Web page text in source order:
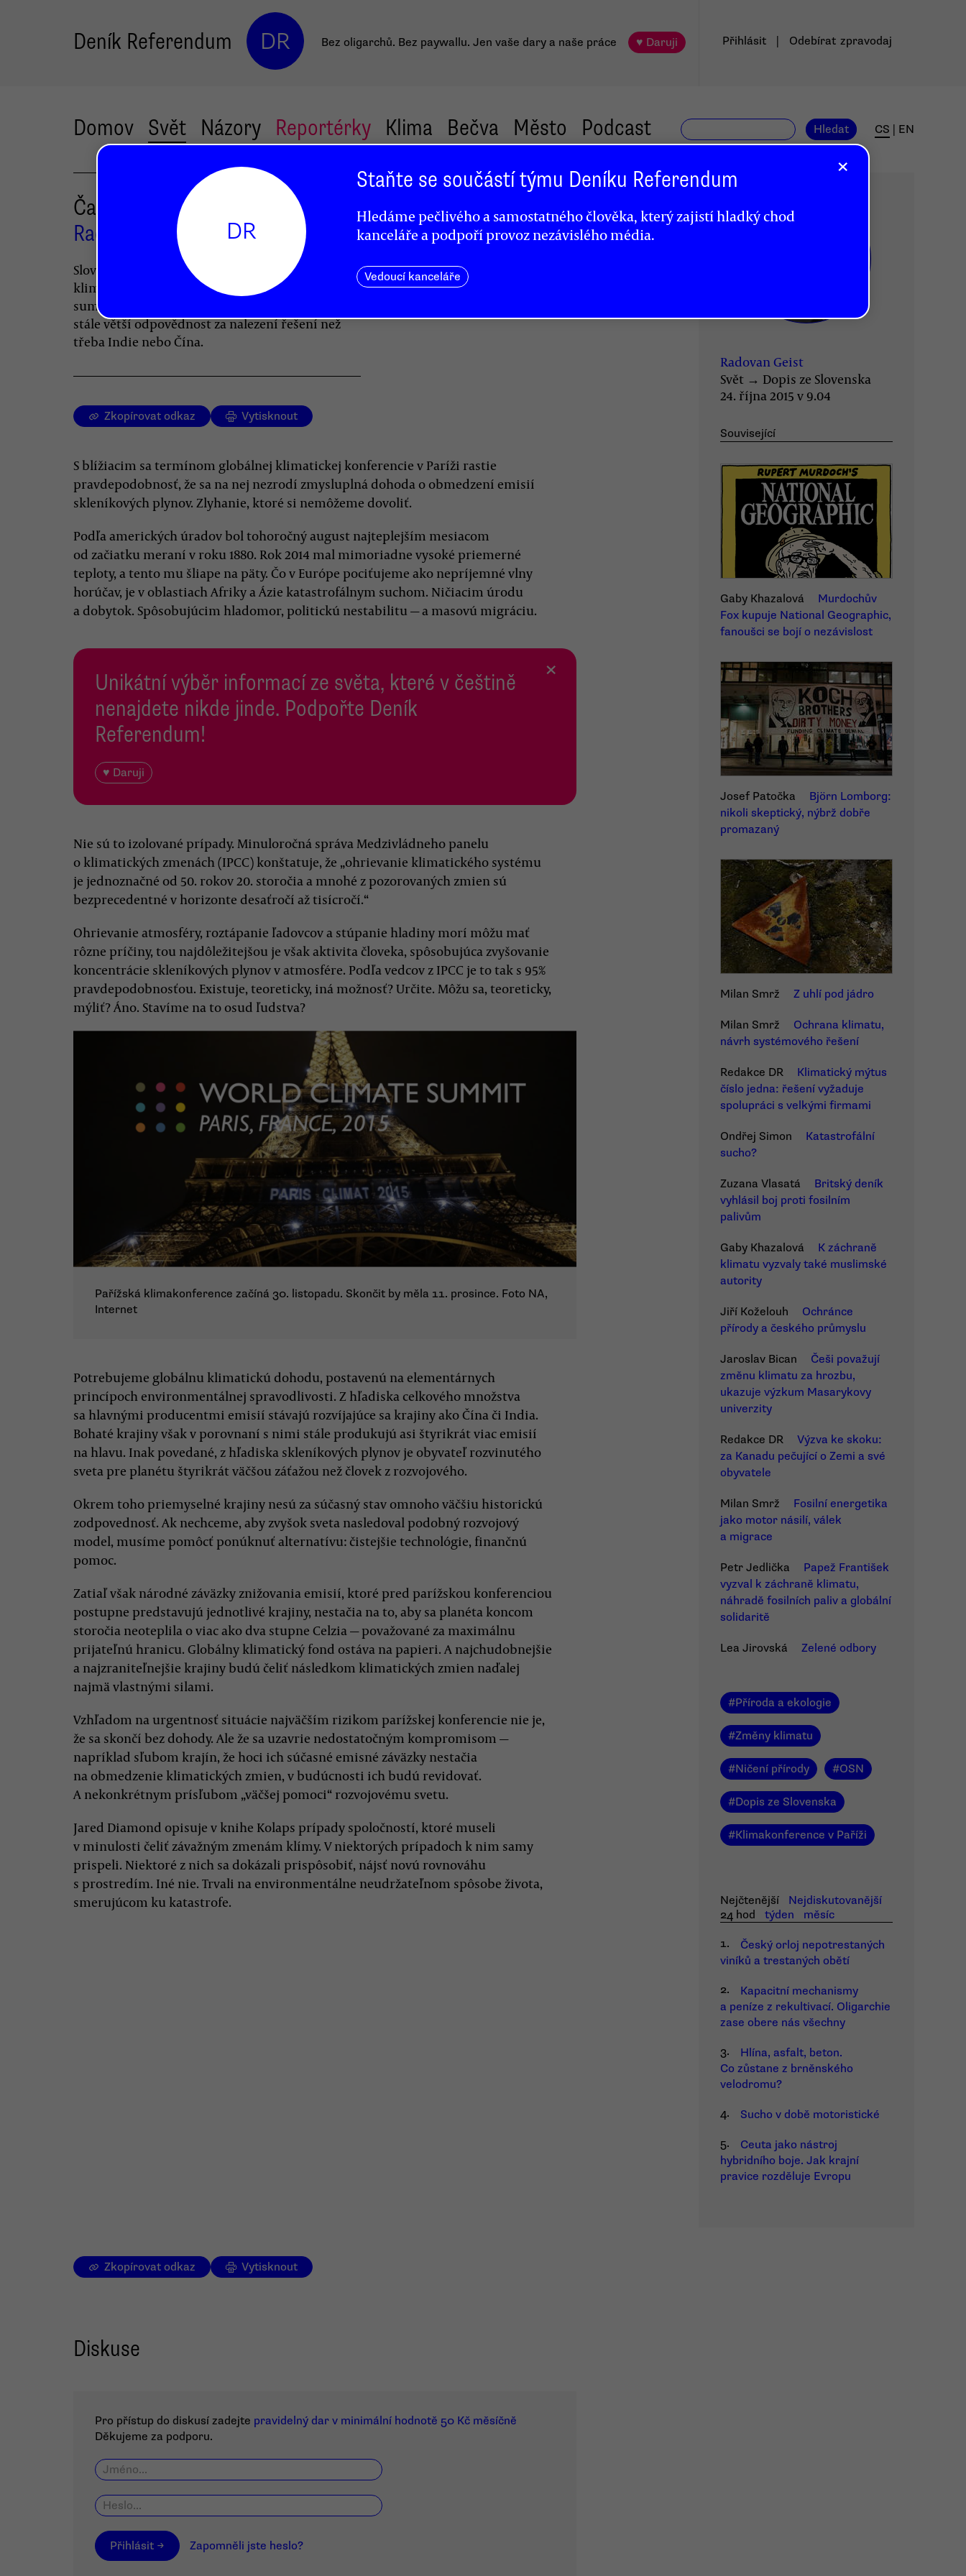
Deník Referendum DR Bez oligarchů. Bez paywallu. Jen vaše dary a naše práce ♥ Daruji Přihlásit Odebírat zpravodaj
Domov Svět Názory Reportérky Klima Bečva Město Podcast Hledat CS EN
Čas sa hrozivo míňa
Radovan Geist
Slovenský šéfanalytik se měsíc před
klimakonferencí v Paříži zamýšlí nad významem
summitu a přibližuje, proč mají bohaté země
stále větší odpovědnost za nalezení řešení než
třeba Indie nebo Čína.
Zkopírovat odkaz Vytisknout
S blížiacim sa termínom globálnej klimatickej konferencie v Paríži rastie
pravdepodobnosť, že sa na nej nezrodí zmysluplná dohoda o obmedzení emisií
skleníkových plynov. Zlyhanie, ktoré si nemôžeme dovoliť.
Podľa amerických úradov bol tohoročný august najteplejším mesiacom
od začiatku meraní v roku 1880. Rok 2014 mal mimoriadne vysoké priemerné
teploty, a tento mu šliape na päty. Čo v Európe pociťujeme ako nepríjemné vlny
horúčav, je v oblastiach Afriky a Ázie katastrofálnym suchom. Ničiacim úrodu
a dobytok. Spôsobujúcim hladomor, politickú nestabilitu — a masovú migráciu.
Unikátní výběr informací ze světa, které v češtině
nenajdete nikde jinde. Podpořte Deník
Referendum!
♥ Daruji
×
Nie sú to izolované prípady. Minuloročná správa Medzivládneho panelu
o klimatických zmenách (IPCC) konštatuje, že „ohrievanie klimatického systému
je jednoznačné od 50. rokov 20. storočia a mnohé z pozorovaných zmien sú
bezprecedentné v horizonte desaťročí až tisícročí.“
Ohrievanie atmosféry, roztápanie ľadovcov a stúpanie hladiny morí môžu mať
rôzne príčiny, tou najdôležitejšou je však aktivita človeka, spôsobujúca zvyšovanie
koncentrácie skleníkových plynov v atmosfére. Podľa vedcov z IPCC je to tak s 95%
pravdepodobnosťou. Existuje, teoreticky, iná možnosť? Určite. Môžu sa, teoreticky,
mýliť? Áno. Stavíme na to osud ľudstva?
Pařížská klimakonference začíná 30. listopadu. Skončit by měla 11. prosince. Foto NA,
Internet
Potrebujeme globálnu klimatickú dohodu, postavenú na elementárnych
princípoch environmentálnej spravodlivosti. Z hľadiska celkového množstva
sa hlavnými producentmi emisií stávajú rozvíjajúce sa krajiny ako Čína či India.
Bohaté krajiny však v porovnaní s nimi stále produkujú asi štyrikrát viac emisií
na hlavu. Inak povedané, z hľadiska skleníkových plynov je obyvateľ rozvinutého
sveta pre planétu štyrikrát väčšou záťažou než človek z rozvojového.
Okrem toho priemyselné krajiny nesú za súčasný stav omnoho väčšiu historickú
zodpovednosť. Ak nechceme, aby zvyšok sveta nasledoval podobný rozvojový
model, musíme pomôcť ponúknuť alternatívu: čistejšie technológie, finančnú
pomoc.
Zatiaľ však národné záväzky znižovania emisií, ktoré pred parížskou konferenciou
postupne predstavujú jednotlivé krajiny, nestačia na to, aby sa planéta koncom
storočia neoteplila o viac ako dva stupne Celzia — považované za maximálnu
prijateľnú hranicu. Globálny klimatický fond ostáva na papieri. A najchudobnejšie
a najzraniteľnejšie krajiny budú čeliť následkom klimatických zmien naďalej
najmä vlastnými silami.
Vzhľadom na urgentnosť situácie najväčším rizikom parížskej konferencie nie je,
že sa skončí bez dohody. Ale že sa uzavrie nedostatočným kompromisom —
napríklad sľubom krajín, že hoci ich súčasné emisné záväzky nestačia
na obmedzenie klimatických zmien, v budúcnosti ich budú revidovať.
A nekonkrétnym prísľubom „väčšej pomoci“ rozvojovému svetu.
Jared Diamond opisuje v knihe Kolaps prípady spoločností, ktoré museli
v minulosti čeliť závažným zmenám klímy. V niektorých prípadoch k nim samy
prispeli. Niektoré z nich sa dokázali prispôsobiť, nájsť novú rovnováhu
s prostredím. Iné nie. Trvali na environmentálne neudržateľnom spôsobe života,
smerujúcom ku katastrofe.
Radovan Geist
Svět → Dopis ze Slovenska
24. října 2015 v 9.04
Související
Gaby Khazalová
Murdochův
Fox kupuje National Geographic,
fanoušci se bojí o nezávislost
Josef Patočka
Björn Lomborg:
nikoli skeptický, nýbrž dobře
promazaný
Milan Smrž Z uhlí pod jádro
Milan Smrž
Ochrana klimatu,
návrh systémového řešení
Redakce DR
Klimatický mýtus
číslo jedna: řešení vyžaduje
spolupráci s velkými firmami
Ondřej Simon
Katastrofální
sucho?
Zuzana Vlasatá
Britský deník
vyhlásil boj proti fosilním
palivům
Gaby Khazalová
K záchraně
klimatu vyzvaly také muslimské
autority
Jiří Koželouh
Ochránce
přírody a českého průmyslu
Jaroslav Bican
Češi považují
změnu klimatu za hrozbu,
ukazuje výzkum Masarykovy
univerzity
Redakce DR
Výzva ke skoku:
za Kanadu pečující o Zemi a své
obyvatele
Milan Smrž
Fosilní energetika
jako motor násilí, válek
a migrace
Petr Jedlička
Papež František
vyzval k záchraně klimatu,
náhradě fosilních paliv a globální
solidaritě
Lea Jirovská Zelené odbory
#Příroda a ekologie
#Změny klimatu
#Ničení přírody #OSN
#Dopis ze Slovenska
#Klimakonference v Paříži
Nejčtenější
Nejdiskutovanější
24 hod
týden
měsíc
1.
Český orloj nepotrestaných
viníků a trestaných obětí
2.
Kapacitní mechanismy
a peníze z rekultivací. Oligarchie
zase obere nás všechny
3.
Hlína, asfalt, beton.
Co zůstane z brněnského
velodromu?
4.
Sucho v době motoristické
5.
Ceuta jako nástroj
hybridního boje. Jak krajní
pravice rozděluje Evropu
Zkopírovat odkaz Vytisknout
Diskuse
Pro přístup do diskusí zadejte pravidelný dar v minimální hodnotě 50 Kč měsíčně
Děkujeme za podporu.
Přihlásit → Zapomněli jste heslo?
×
DR
Staňte se součástí týmu Deníku Referendum
Hledáme pečlivého a samostatného člověka, který zajistí hladký chod
kanceláře a podpoří provoz nezávislého média.
Vedoucí kanceláře